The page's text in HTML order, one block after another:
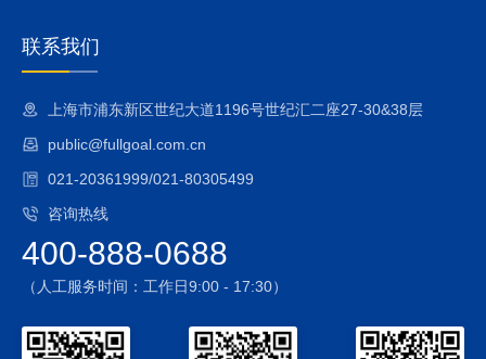
制特定风险。
1、股指期货投资风险
大风险、强制平仓风险等。
2、国债期货投资风险
本基金投资范围包括国债期货，国债期货的投资可能面临市场
3、资产支持证券投资风险
本基金可投资资产支持证券，资产支持证券在国内市场尚处发
展初期，具有低流动性、高收益的特征，并存在一定的投资风
4、本基金可以投资于港股通标的股票，投资风险包括：
（1）本基金将通过“港股通”投资于香港市场，在市场进入、投
联系我们
上海市浦东新区世纪大道1196号世纪汇二座27-30&38层
public@fullgoal.com.cn
021-20361999/021-80305499
咨询热线
400-888-0688
（人工服务时间：工作日9:00 - 17:30）